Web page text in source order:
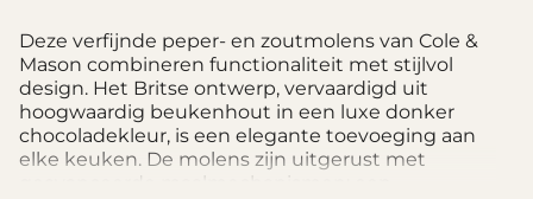
Deze verfijnde peper- en zoutmolens van Cole &
Mason combineren functionaliteit met stijlvol
design. Het Britse ontwerp, vervaardigd uit
hoogwaardig beukenhout in een luxe donker
chocoladekleur, is een elegante toevoeging aan
elke keuken. De molens zijn uitgerust met
geavanceerde maalmechanismen: een